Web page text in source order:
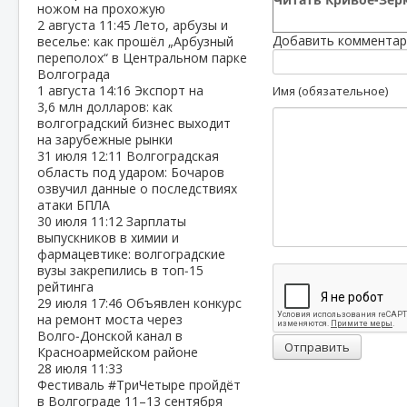
ножом на прохожую
2 августа 11:45Лето, арбузы и
веселье: как прошёл „Арбузный
переполох“ в Центральном парке
Волгограда
1 августа 14:16 Экспорт на
3,6 млн долларов: как
волгоградский бизнес выходит
на зарубежные рынки
31 июля 12:11 Волгоградская
область под ударом: Бочаров
озвучил данные о последствиях
атаки БПЛА
30 июля 11:12 Зарплаты
выпускников в химии и
фармацевтике: волгоградские
вузы закрепились в топ‑15
рейтинга
29 июля 17:46 Объявлен конкурс
на ремонт моста через
Волго‑Донской канал в
Красноармейском районе
28 июля 11:33
Фестиваль #ТриЧетыре пройдёт
в Волгограде 11–13 сентября
Добавить
Имя (обязательное)
Отправить